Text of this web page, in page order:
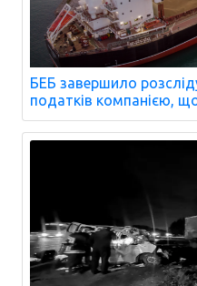
БЕБ завершило
податків компанією,